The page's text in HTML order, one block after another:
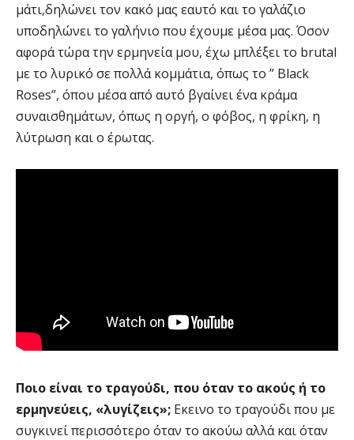
μάτι,δηλώνει τον κακό μας εαυτό και το γαλάζιο
υποδηλώνει το γαλήνιο που έχουμε μέσα μας. Όσον
αφορά τώρα την ερμηνεία μου, έχω μπλέξει το brutal
με το λυρικό σε πολλά κομμάτια, όπως το ” Black
Roses”, όπου μέσα από αυτό βγαίνει ένα κράμα
συναισθημάτων, όπως η οργή, ο φόβος, η φρίκη, η
λύτρωση και ο έρωτας.
Ποιο είναι το τραγούδι, που όταν το ακούς ή το
ερμηνεύεις, «λυγίζεις»; Εκεινο το τραγούδι που με
συγκινεί περισσότερο όταν το ακούω αλλά και όταν